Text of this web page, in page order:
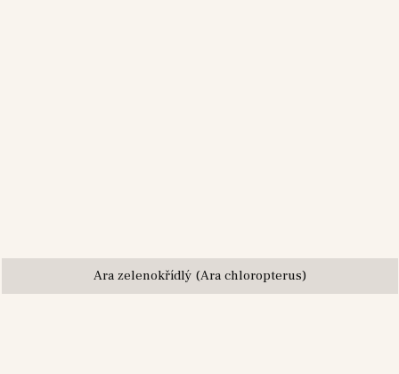
Ara zelenokřídlý (Ara chloropterus)